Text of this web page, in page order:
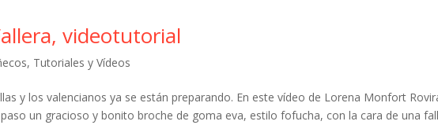
videotutorial
, Tutoriales y Vídeos
y los valencianos ya se están preparando. En este vídeo de Lorena Monfort
un gracioso y bonito broche de goma eva, estilo fofucha, con la cara de una